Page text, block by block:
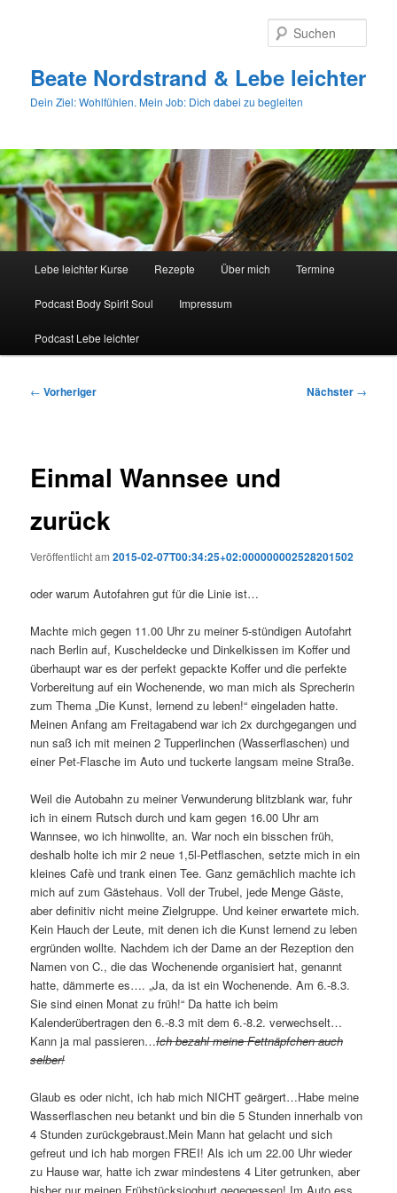
Beate Nordstrand & Lebe leichter
Dein Ziel: Wohlfühlen. Mein Job: Dich dabei zu begleiten
Lebe leichter Kurse Rezepte Über mich Termine
Podcast Body Spirit Soul Impressum
Podcast Lebe leichter
Beitragsnavigation
← Vorheriger Nächster →
Einmal Wannsee und
zurück
Veröffentlicht am2015-02-07T00:34:25+02:000000002528201502
oder warum Autofahren gut für die Linie ist…
Machte mich gegen 11.00 Uhr zu meiner 5-stündigen Autofahrt
nach Berlin auf, Kuscheldecke und Dinkelkissen im Koffer und
überhaupt war es der perfekt gepackte Koffer und die perfekte
Vorbereitung auf ein Wochenende, wo man mich als Sprecherin
zum Thema „Die Kunst, lernend zu leben!“ eingeladen hatte.
Meinen Anfang am Freitagabend war ich 2x durchgegangen und
nun saß ich mit meinen 2 Tupperlinchen (Wasserflaschen) und
einer Pet-Flasche im Auto und tuckerte langsam meine Straße.
Weil die Autobahn zu meiner Verwunderung blitzblank war, fuhr
ich in einem Rutsch durch und kam gegen 16.00 Uhr am
Wannsee, wo ich hinwollte, an. War noch ein bisschen früh,
deshalb holte ich mir 2 neue 1,5l-Petflaschen, setzte mich in ein
kleines Cafè und trank einen Tee. Ganz gemächlich machte ich
mich auf zum Gästehaus. Voll der Trubel, jede Menge Gäste,
aber definitiv nicht meine Zielgruppe. Und keiner erwartete mich.
Kein Hauch der Leute, mit denen ich die Kunst lernend zu leben
ergründen wollte. Nachdem ich der Dame an der Rezeption den
Namen von C., die das Wochenende organisiert hat, genannt
hatte, dämmerte es…. „Ja, da ist ein Wochenende. Am 6.-8.3.
Sie sind einen Monat zu früh!“ Da hatte ich beim
Kalenderübertragen den 6.-8.3 mit dem 6.-8.2. verwechselt…
Kann ja mal passieren…Ich bezahl meine Fettnäpfchen auch
selber!
Glaub es oder nicht, ich hab mich NICHT geärgert…Habe meine
Wasserflaschen neu betankt und bin die 5 Stunden innerhalb von
4 Stunden zurückgebraust.Mein Mann hat gelacht und sich
gefreut und ich hab morgen FREI! Als ich um 22.00 Uhr wieder
zu Hause war, hatte ich zwar mindestens 4 Liter getrunken, aber